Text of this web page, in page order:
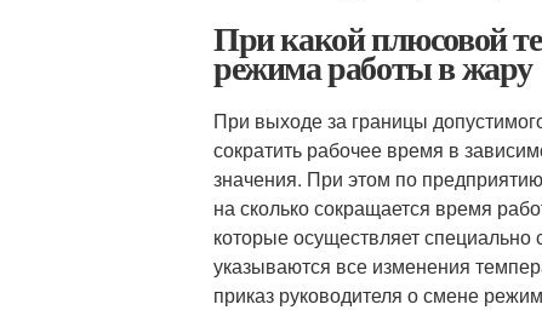
При какой плюсовой
режима работы в жару
При выходе за границы
сократить рабочее время в
значения. При этом по
на сколько сокращается время
которые осуществляет специально
указываются все изменения
приказ руководителя о смене